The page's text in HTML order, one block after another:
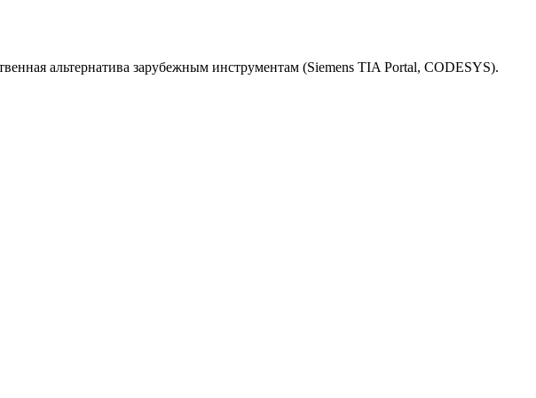
альтернатива зарубежным инструментам (Siemens TIA Portal, CODESYS).